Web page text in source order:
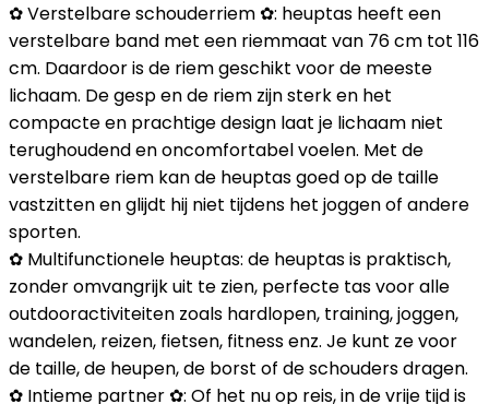
✿ Verstelbare schouderriem ✿: heuptas heeft een
verstelbare band met een riemmaat van 76 cm tot 116
cm. Daardoor is de riem geschikt voor de meeste
lichaam. De gesp en de riem zijn sterk en het
compacte en prachtige design laat je lichaam niet
terughoudend en oncomfortabel voelen. Met de
verstelbare riem kan de heuptas goed op de taille
vastzitten en glijdt hij niet tijdens het joggen of andere
sporten.
✿ Multifunctionele heuptas: de heuptas is praktisch,
zonder omvangrijk uit te zien, perfecte tas voor alle
outdooractiviteiten zoals hardlopen, training, joggen,
wandelen, reizen, fietsen, fitness enz. Je kunt ze voor
de taille, de heupen, de borst of de schouders dragen.
✿ Intieme partner ✿: Of het nu op reis, in de vrije tijd is